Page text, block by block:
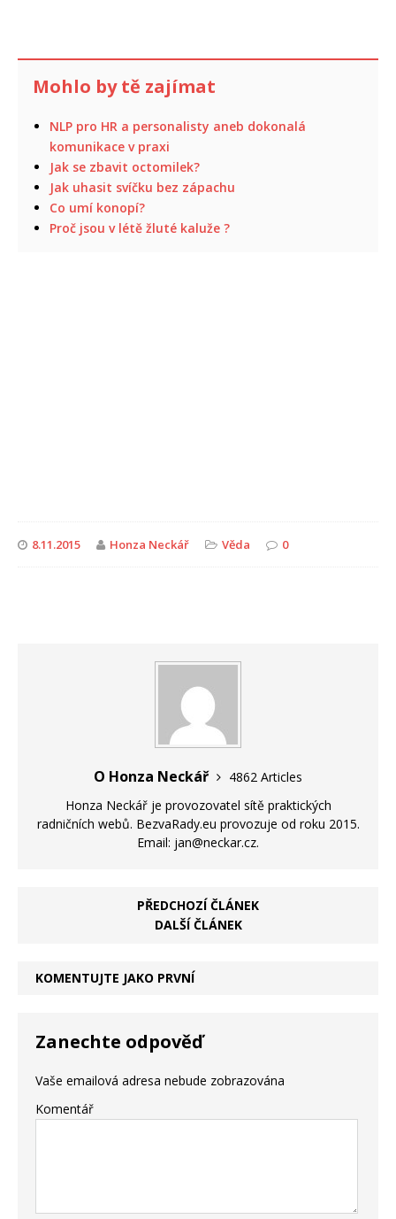
Mohlo by tě zajímat
NLP pro HR a personalisty aneb dokonalá
komunikace v praxi
Jak se zbavit octomilek?
Jak uhasit svíčku bez zápachu
Co umí konopí?
Proč jsou v létě žluté kaluže ?
8.11.2015 Honza Neckář Věda 0
O Honza Neckář
4862 Articles
Honza Neckář je provozovatel sítě praktických
radničních webů. BezvaRady.eu provozuje od roku 2015.
Email: jan@neckar.cz.
PŘEDCHOZÍ ČLÁNEK
DALŠÍ ČLÁNEK
KOMENTUJTE JAKO PRVNÍ
Zanechte odpověď
Vaše emailová adresa nebude zobrazována
Komentář